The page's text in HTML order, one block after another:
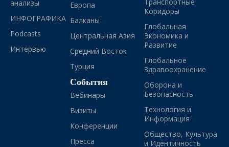
анализы
ИНФОГРАФИКА
Podcasts
Интервью
Европа
Балканы
Центральная Азия
Средний Восток
Турция
События
Вебинары
Визиты
Конференции
Пресса
Коридоры
Глобальная
Экономика и
Развитие
Глобальное
Здравоохранение
Оборона и
Безопасность
Технология и
Информация
Общество, Культура
и Идентичность